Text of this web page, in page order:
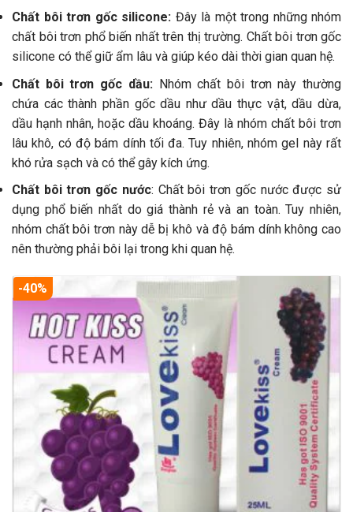
Chất bôi trơn gốc silicone: Đây là một trong những nhóm
chất bôi trơn phổ biến nhất trên thị trường. Chất bôi trơn gốc
silicone có thể giữ ẩm lâu và giúp kéo dài thời gian quan hệ.
Chất bôi trơn gốc dầu:Nhóm chất bôi trơn này thường
chứa các thành phần gốc dầu như dầu thực vật, dầu dừa,
dầu hạnh nhân, hoặc dầu khoáng. Đây là nhóm chất bôi trơn
lâu khô, có độ bám dính tối đa. Tuy nhiên, nhóm gel này rất
khó rửa sạch và có thể gây kích ứng.
Chất bôi trơn gốc nước: Chất bôi trơn gốc nước được sử
dụng phổ biến nhất do giá thành rẻ và an toàn. Tuy nhiên,
nhóm chất bôi trơn này dễ bị khô và độ bám dính không cao
nên thường phải bôi lại trong khi quan hệ.
-40%